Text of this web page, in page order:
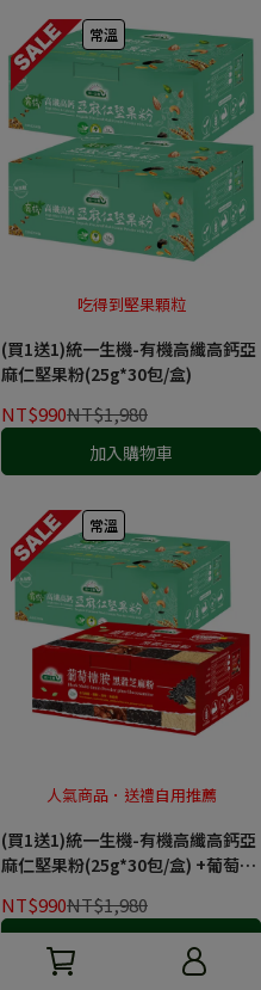
常溫
吃得到堅果顆粒
(買1送1)統一生機-有機高纖高鈣亞
麻仁堅果粉(25g*30包/盒)
NT$990NT$1,980
加入購物車
常溫
人氣商品．送禮自用推薦
(買1送1)統一生機-有機高纖高鈣亞
麻仁堅果粉(25g*30包/盒) +葡萄糖
NT$990NT$1,980